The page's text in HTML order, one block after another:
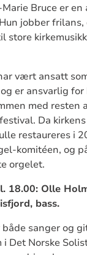
Bruce er
jobber frilans,
store
vært ansatt
er ansvarlig
med resten
Da
restaureres i
komitéen, og
orgelet.
18.00: Olle
bass.
sanger og
Det Norske